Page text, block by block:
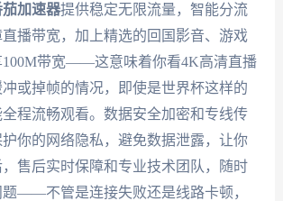
茄加速器提供稳定无限流量，智能分流
播带宽，加上精选的回国影音、游戏
100M带宽——这意味着你看4K高清直播
或掉帧的情况，即使是世界杯这样的
程流畅观看。数据安全加密和专线传
你的网络隐私，避免数据泄露，让你
售后实时保障和专业技术团队，随时
——不管是连接失败还是线路卡顿，